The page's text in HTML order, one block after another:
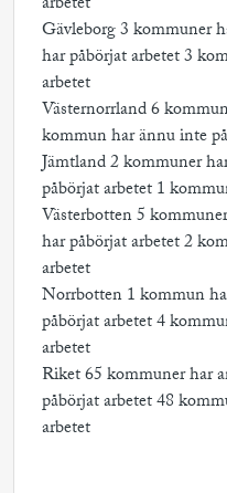
Gävleborg 3 kommuner
har påbörjat arbetet 3
arbetet
Västernorrland 6
kommun har ännu inte
Jämtland 2 kommuner
påbörjat arbetet 1
Västerbotten 5
har påbörjat arbetet 2
arbetet
Norrbotten 1 kommun
påbörjat arbetet 4
arbetet
Riket 65 kommuner har
påbörjat arbetet 48
arbetet